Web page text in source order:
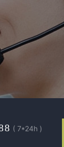
( 7*24h )